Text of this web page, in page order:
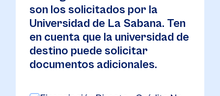
son los solicitados por la
Universidad de La Sabana. Ten
en cuenta que la universidad de
destino puede solicitar
documentos adicionales.